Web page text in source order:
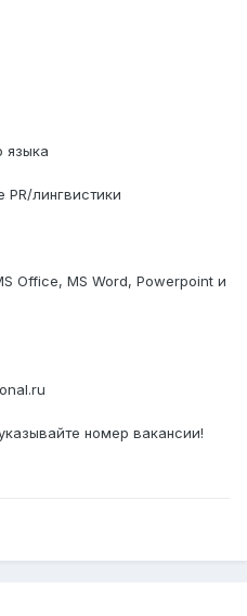
языка
лингвистики
Office, MS Word, Powerpoint и
номер вакансии!